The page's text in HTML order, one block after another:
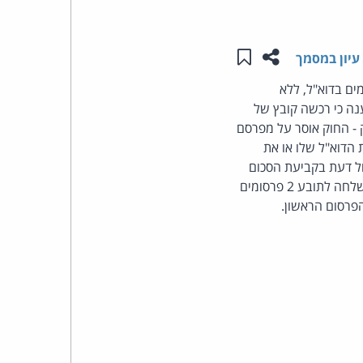
שתפו עמוד זה
שמור ב"תכנים שלי"
עיון במסמך
השופטת חנה קיציס): התובע טען כי הנתבעת שלחה אליו 2 פרסומים בדוא"ל, ללא
(בזק ושידורים), התשמ"ב-1982. הנתבעת טענה כי רכשה קובץ של
- החוק אוסר על מפרסם
הדוא"ל שלו או את
אך לביהמ"ש שיקול דעת בקביעת הסכום
הראוי. הנתבעת רכשה קובץ כתובות ולא דקדקה האם ניתנה לה הרשאה מטעם התובע. הנתבעת שלחה לתובע 2 פרסומים
הראשון.